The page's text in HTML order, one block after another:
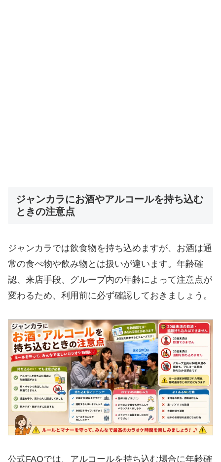
ジャンカラにお酒やアルコールを持ち込む
ときの注意点
ジャンカラでは飲食物を持ち込めますが、お酒は通
常の食べ物や飲み物とは扱いが違います。年齢確
認、来店手段、グループ内の年齢によって注意点が
変わるため、利用前に必ず確認しておきましょう。
公式FAQでは、アルコールを持ち込む場合に年齢確